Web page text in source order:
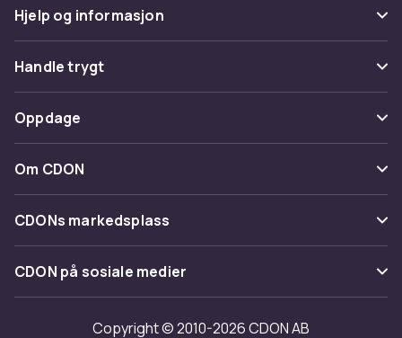
Hjelp og informasjon
Vanlige spørsmål
Spor pakke
Angre & returner her
Kontakt oss
Handle trygt
Betaling
Levering
Tilbakekallinger
Oppdage
Kategorier
Varemerker
Om CDON
Om oss
Kundeanmeldelser
Jobbe på CDON
Investor relations
CDONs markedsplass
Merchant Help Center
CDON på sosiale medier
Copyright © 2010-2026 CDON AB